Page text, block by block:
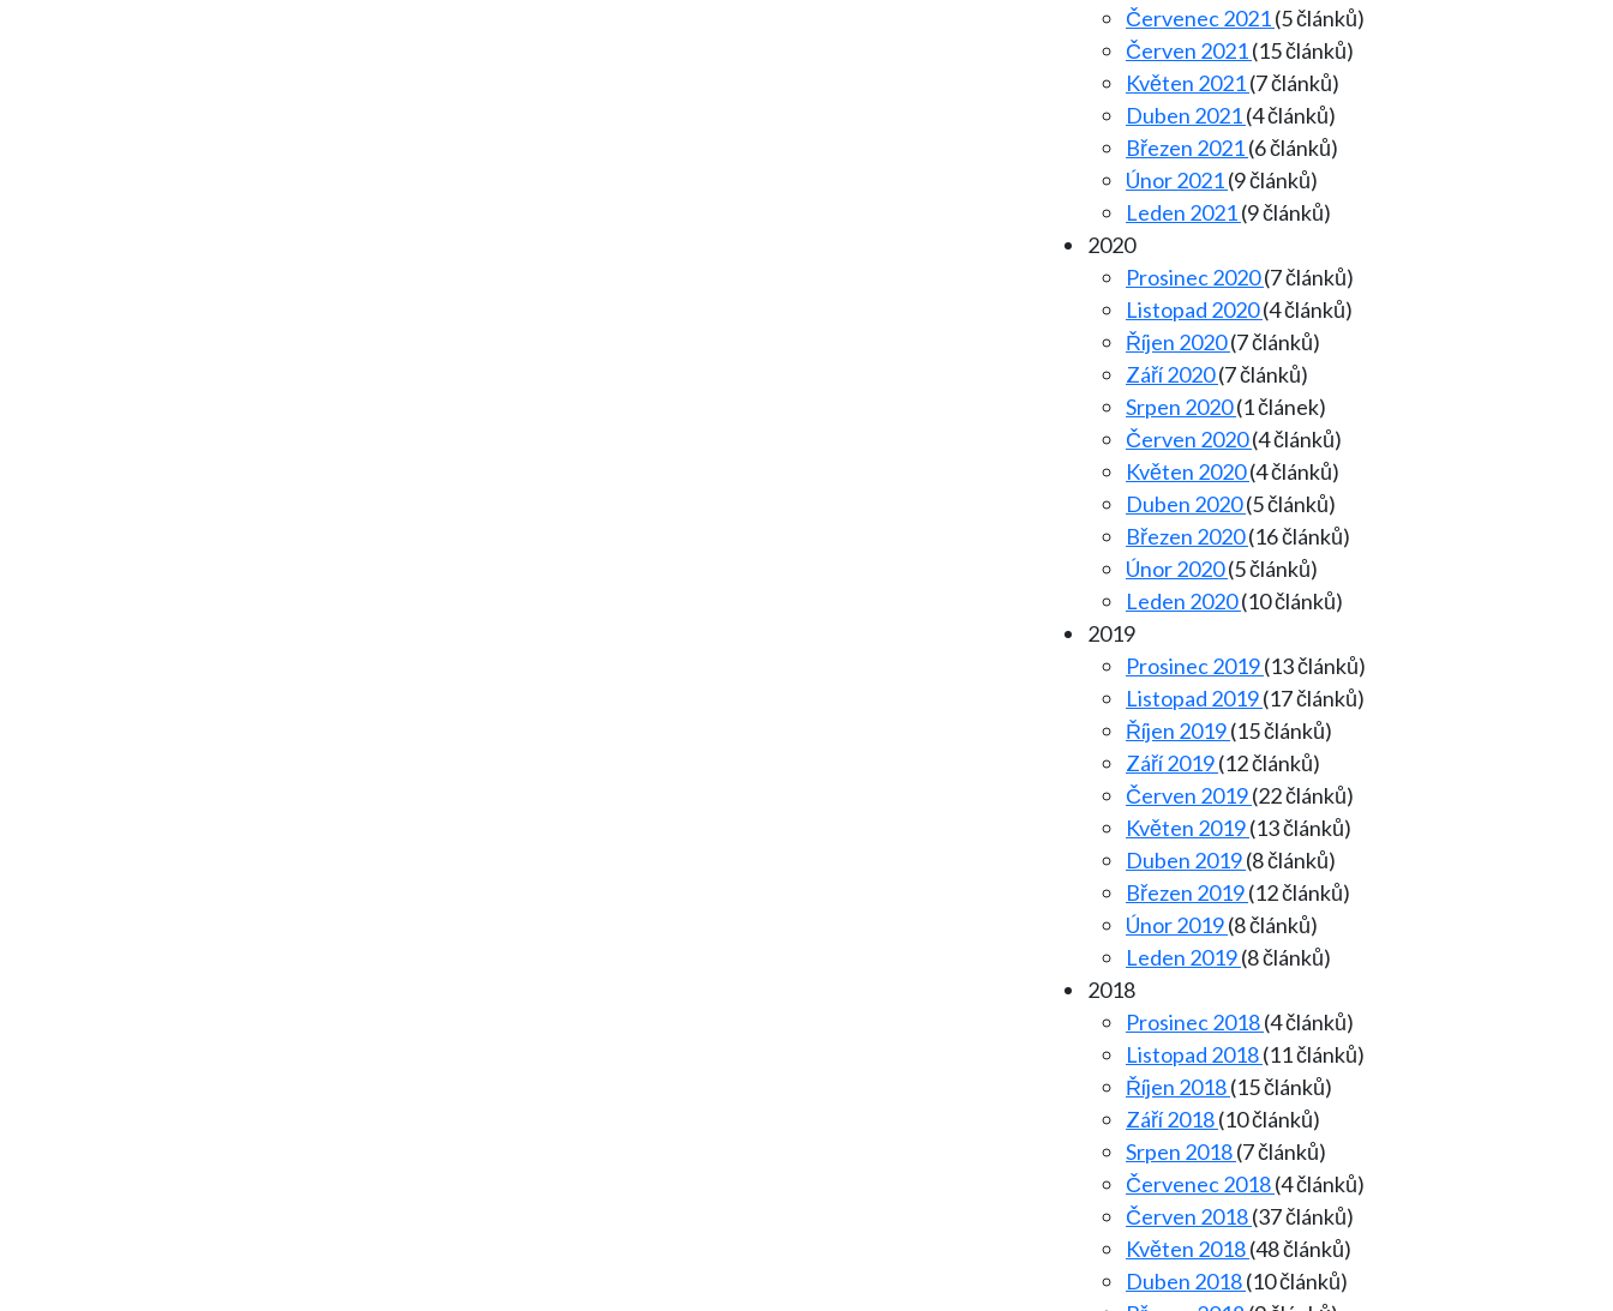
Červenec 2021(5 článků)
Červen 2021(15 článků)
Květen 2021(7 článků)
Duben 2021(4 článků)
Březen 2021(6 článků)
Únor 2021(9 článků)
Leden 2021(9 článků)
2020
Prosinec 2020(7 článků)
Listopad 2020(4 článků)
Říjen 2020(7 článků)
Září 2020(7 článků)
Srpen 2020(1 článek)
Červen 2020(4 článků)
Květen 2020(4 článků)
Duben 2020(5 článků)
Březen 2020(16 článků)
Únor 2020(5 článků)
Leden 2020(10 článků)
2019
Prosinec 2019(13 článků)
Listopad 2019(17 článků)
Říjen 2019(15 článků)
Září 2019(12 článků)
Červen 2019(22 článků)
Květen 2019(13 článků)
Duben 2019(8 článků)
Březen 2019(12 článků)
Únor 2019(8 článků)
Leden 2019(8 článků)
2018
Prosinec 2018(4 článků)
Listopad 2018(11 článků)
Říjen 2018(15 článků)
Září 2018(10 článků)
Srpen 2018(7 článků)
Červenec 2018(4 článků)
Červen 2018(37 článků)
Květen 2018(48 článků)
Duben 2018(10 článků)